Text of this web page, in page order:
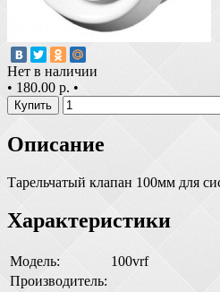
Нет в наличии
• 180.00 р. •
Купить
Описание
Тарельчатый клапан 100мм для
Характеристики
Модель:
100vrf
Производитель: